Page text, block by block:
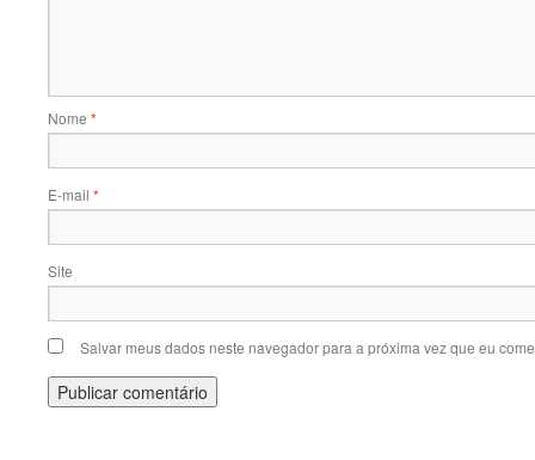
Nome *
E-mail *
Site
Salvar meus dados neste navegador para a próxima vez que eu